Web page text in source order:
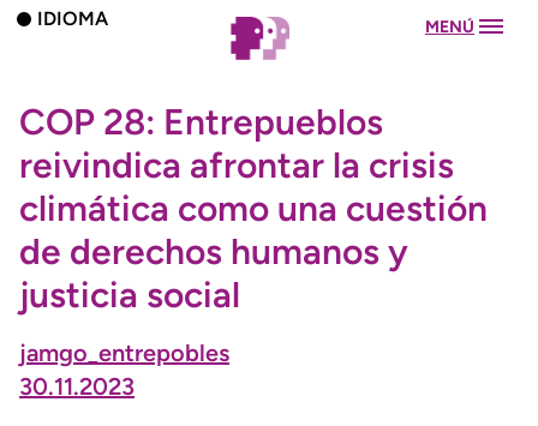
IDIOMA MENÚ
COP 28: Entrepueblos
reivindica afrontar la crisis
climática como una cuestión
de derechos humanos y
justicia social
jamgo_entrepobles
30.11.2023